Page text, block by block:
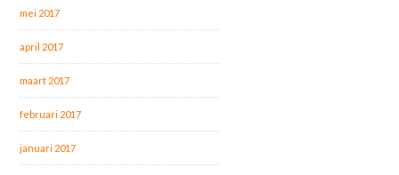
mei 2017
april 2017
maart 2017
februari 2017
januari 2017